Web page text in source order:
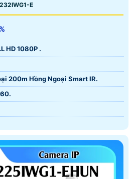
E
HD 1080P .
200m Hồng Ngoại Smart IR.